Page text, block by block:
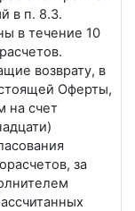
в п. 8.3.
в течение 10
возврату, в
Оферты,
на счет
за